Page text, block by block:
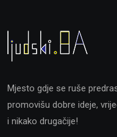
Mjesto gdje se ruše
promovišu dobre ideje,
i nikako drugačije!